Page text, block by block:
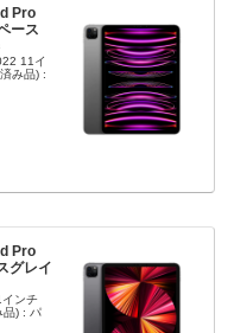
Pro
ース
11イ
み品) :
Pro
グレイ
ンチ
品) : パ